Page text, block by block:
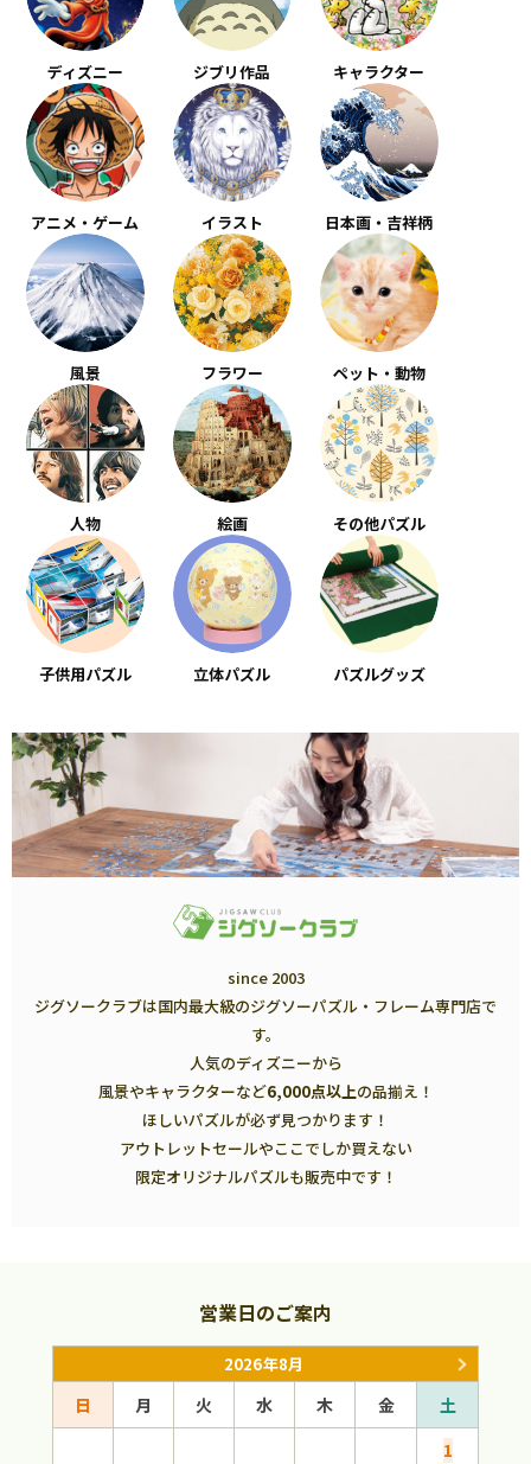
ディズニー ジブリ作品 キャラクター
アニメ・ゲーム イラスト 日本画・吉祥柄
風景 フラワー ペット・動物
人物 絵画 その他パズル
子供用パズル 立体パズル パズルグッズ
since 2003
ジグソークラブは国内最大級のジグソーパズル・フレーム専門店で
す。
人気のディズニーから
風景やキャラクターなど6,000点以上の品揃え！
ほしいパズルが必ず見つかります！
アウトレットセールやここでしか買えない
限定オリジナルパズルも販売中です！
営業日のご案内
2026年8月
日 月 火 水 木 金
土
1